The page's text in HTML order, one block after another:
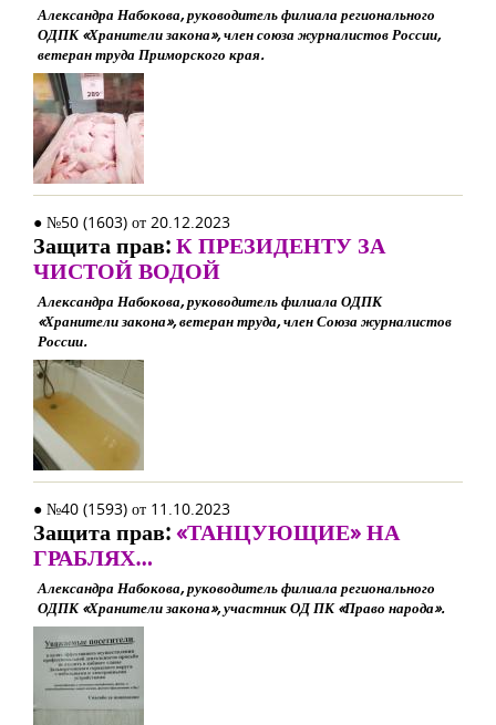
Александра Набокова, руководитель филиала регионального
ОДПК «Хранители закона», член союза журналистов России,
ветеран труда Приморского края.
● №50 (1603) от 20.12.2023
Защита прав:К ПРЕЗИДЕНТУ ЗА
ЧИСТОЙ ВОДОЙ
Александра Набокова, руководитель филиала ОДПК
«Хранители закона», ветеран труда, член Союза журналистов
России.
● №40 (1593) от 11.10.2023
Защита прав:«ТАНЦУЮЩИЕ» НА
ГРАБЛЯХ…
Александра Набокова, руководитель филиала регионального
ОДПК «Хранители закона», участник ОД ПК «Право народа».